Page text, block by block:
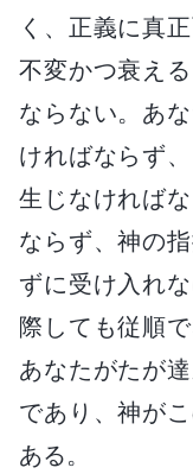
く、正義に真
不変かつ衰え
ならない。あ
ければならず
生じなければ
ならず、神の
ずに受け入れ
際しても従順
あなたがたが
であり、神が
ある。